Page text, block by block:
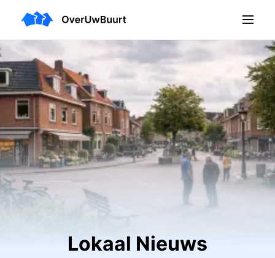
Lokaal Nieuws